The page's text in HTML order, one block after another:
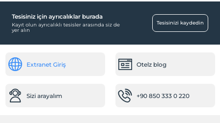
Tesisiniz için ayrıcalıklar burada
Kayıt olun ayrıcalıklı tesisler arasında siz de
yer alın
Tesisinizi kaydedin
Extranet Giriş Otelz blog
Sizi arayalım +90 850 333 0 220